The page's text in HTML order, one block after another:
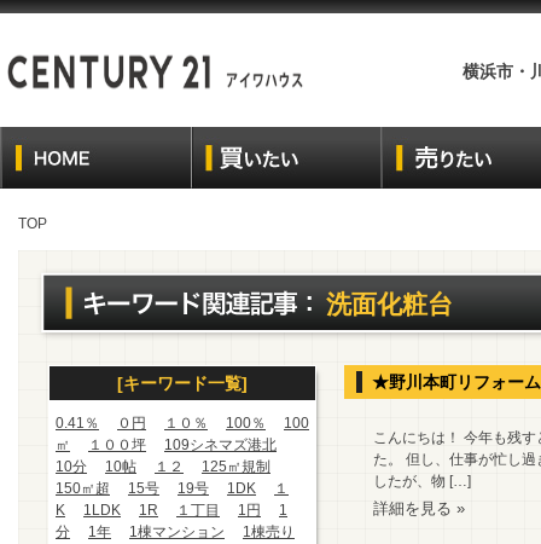
横浜市・
TOP
洗面化粧台
[キーワード一覧]
0.41％ ０円 １０％ 100％
100
㎡
１００坪
109シネマズ港北
10分
10帖 １２
125㎡規制
150㎡超
15号 19号 1DK
１
K
1LDK 1R １丁目 1円
1
分
1年 1棟マンション
1棟売り
★野川本町リフォー
こんにちは！ 今年も残
た。 但し、仕事が忙し
したが、物 […]
詳細を見る »